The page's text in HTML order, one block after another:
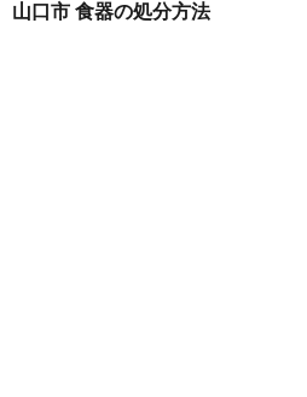
山口市 食器の処分方法